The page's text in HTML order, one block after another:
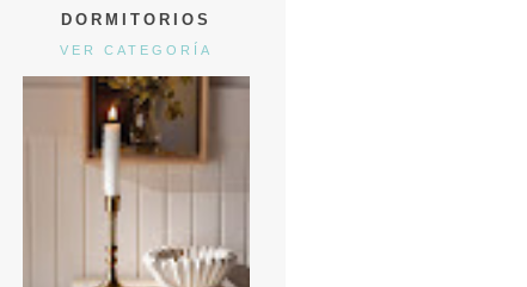
DORMITORIOS
VER CATEGORÍA